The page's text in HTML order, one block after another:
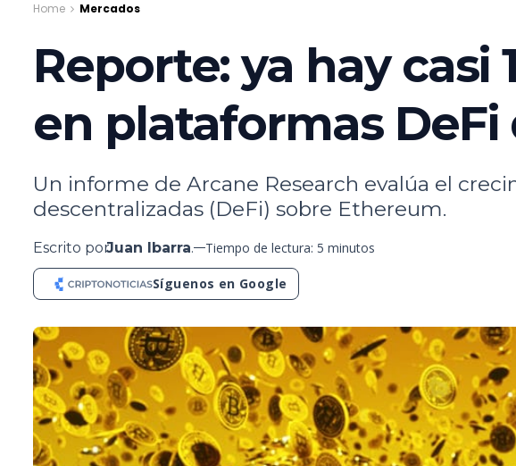
Home Mercados
Reporte: ya hay
en plataformas
Un informe de Arcane Research evalúa el
descentralizadas (DeFi) sobre Ethereum.
Escrito porJuan Ibarra. Tiempo de lectura: 5 minutos
Síguenos en Google